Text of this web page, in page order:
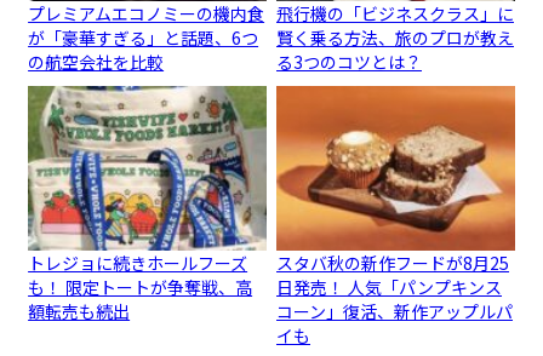
プレミアムエコノミーの機内食
が「豪華すぎる」と話題、6つ
の航空会社を比較
飛行機の「ビジネスクラス」に
賢く乗る方法、旅のプロが教え
る3つのコツとは？
トレジョに続きホールフーズ
も！ 限定トートが争奪戦、高
額転売も続出
スタバ秋の新作フードが8月25
日発売！ 人気「パンプキンス
コーン」復活、新作アップルパ
イも